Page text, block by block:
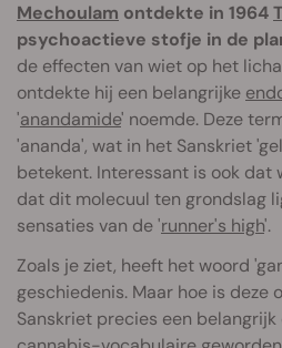
Mechoulam ontdekte in 1964
psychoactieve stofje in de
de effecten van wiet op het
ontdekte hij een belangrijke
'anandamide' noemde. Deze
'ananda', wat in het Sanskriet
betekent. Interessant is ook dat
dat dit molecuul ten grondslag
sensaties van de 'runner's high'.
Zoals je ziet, heeft het woord
geschiedenis. Maar hoe is deze
Sanskriet precies een